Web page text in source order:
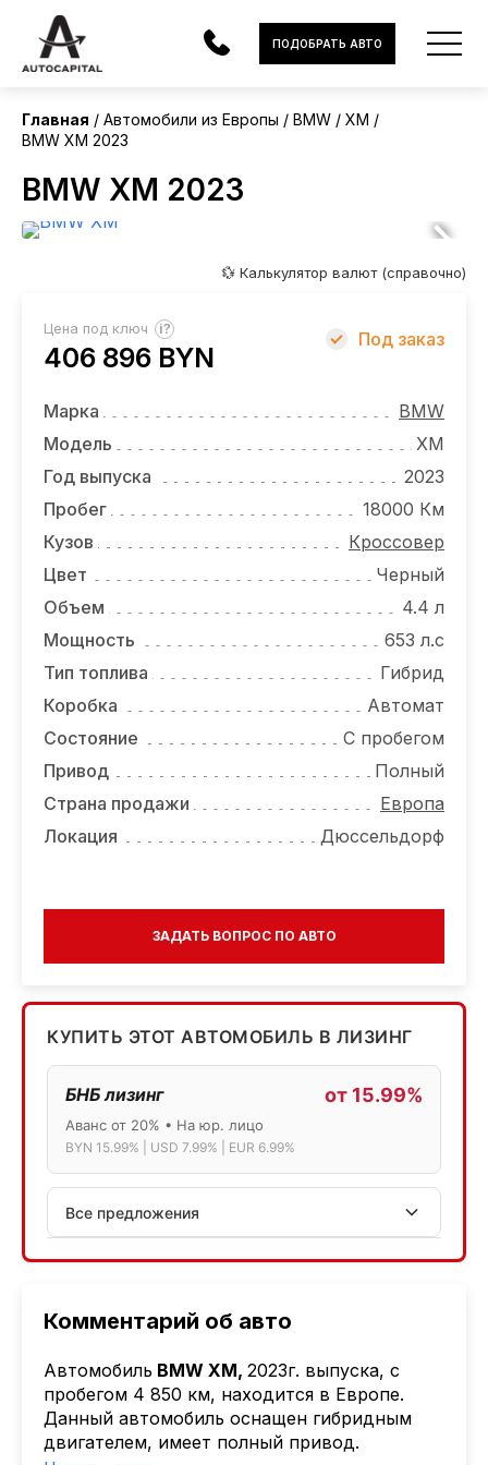
АВТОМОБИЛИ
ЭЛЕКТРОМОБИЛИ
УСЛУГИ
НОВОСТИ
ОТЗЫВЫ
ВАКАНСИИ
О КОМПАНИИ
КОНТАКТЫ
ПОДОБРАТЬ АВТО
Главная Автомобили из Европы BMW
XM
BMW XM 2023
BMW XM 2023
Европа
Комментарий об авто
Aвтомобиль BMW XM, 2023г. выпуска, с
пробегом 4 850 км, находится в Европе.
Данный автомобиль оснащен гибридным
двигателем, имеет полный привод.
💱 Калькулятор валют (справочно)
Цена под ключ ?
406 896 BYN
Под заказ
Марка
BMW
Модель
XM
Год выпуска
2023
Пробег
18000 Км
Кузов
Кроссовер
Цвет
Черный
Объем
4.4 л
Мощность
653 л.с
Тип топлива
Гибрид
Коробка
Автомат
Состояние
С пробегом
Привод
Полный
Страна продажи
Европа
Локация
Дюссельдорф
ЗАДАТЬ ВОПРОС ПО АВТО
КУПИТЬ ЭТОТ АВТОМОБИЛЬ В ЛИЗИНГ
БНБ лизинг от 15.99%
Аванс от 20% • На юр. лицо
BYN 15.99% | USD 7.99% | EUR 6.99%
Все предложения
АСБ лизинг
Лизинг: BYN 17% | USD 7.99% | EUR 6.99%
Также доступен кредит "Проще простого" 18.9%
Активлизиг